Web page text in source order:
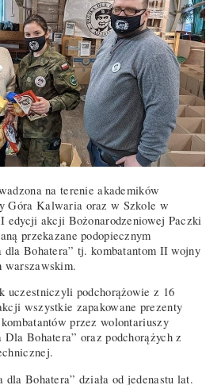
na terenie akademików
Góra Kalwaria oraz w Szkole w
edycji akcji Bożonarodzeniowej Paczki
przekazane podopiecznym
dla Bohatera” tj. kombatantom II wojny
warszawskim.
uczestniczyli podchorążowie z 16
wszystkie zapakowane prezenty
przez wolontariuszy
Dla Bohatera” oraz podchorążych z
dla Bohatera” działa od jedenastu lat.